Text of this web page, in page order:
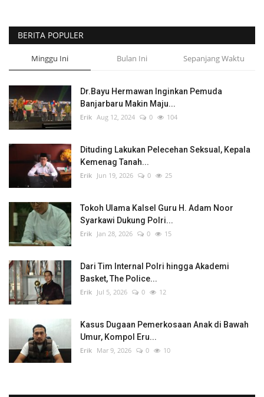
BERITA POPULER
Minggu Ini Bulan Ini Sepanjang Waktu
Dr.Bayu Hermawan Inginkan Pemuda
Banjarbaru Makin Maju...
Erik Aug 12, 2024 0 104
Dituding Lakukan Pelecehan Seksual, Kepala
Kemenag Tanah...
Erik Jun 19, 2026 0 25
Tokoh Ulama Kalsel Guru H. Adam Noor
Syarkawi Dukung Polri...
Erik Jan 28, 2026 0 15
Dari Tim Internal Polri hingga Akademi
Basket, The Police...
Erik Jul 5, 2026 0 12
Kasus Dugaan Pemerkosaan Anak di Bawah
Umur, Kompol Eru...
Erik Mar 9, 2026 0 10